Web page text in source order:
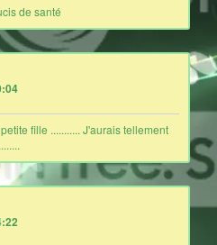
de santé
fille ........... J'aurais tellement